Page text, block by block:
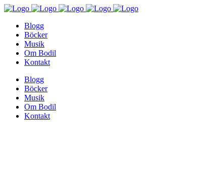
Blogg
Böcker
Musik
Om Bodil
Kontakt
Blogg
Böcker
Musik
Om Bodil
Kontakt